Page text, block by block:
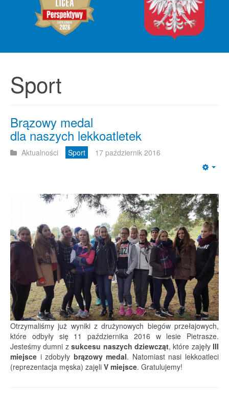
Sport
Brązowy medal
dla naszych lekkoatletek
Aktualności Sport 17 październik 2016
Otrzymaliśmy już wyniki z drużynowych biegów przełajowych,
które odbyły się 11 października 2016 w lesie Pietrasze.
Jesteśmy dumni zsukcesu naszych dziewcząt, które zajęły III
miejsce i zdobyły brązowy medal. Natomiast nasi lekkoatleci
(reprezentacja męska) zajęli V miejsce. Gratulujemy!